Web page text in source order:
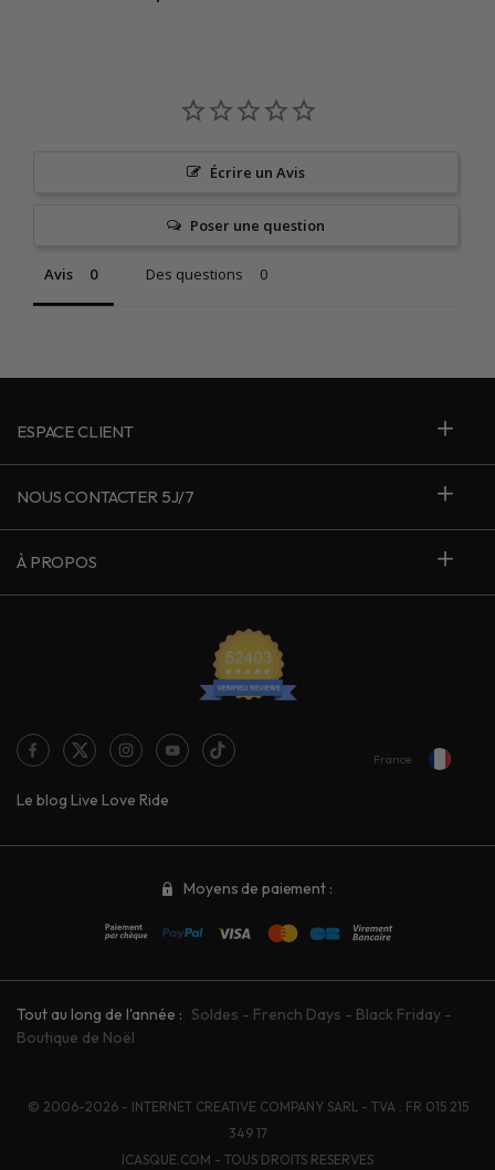
Écrire un Avis
Poser une question
Avis Des questions
ESPACE CLIENT
NOUS CONTACTER 5J/7
À PROPOS
Le blog Live Love Ride
France
Moyens de paiement :
Tout au long de l'année : Soldes - French Days - Black Friday -
Boutique de Noël
© 2006-2026 - INTERNET CREATIVE COMPANY SARL - TVA : FR 015 215
349 17
ICASQUE.COM - TOUS DROITS RESERVES